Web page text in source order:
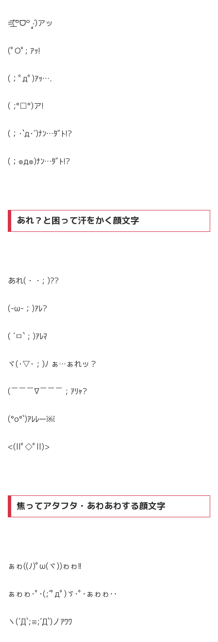
=͟͟͞͞(꒪ᗜ꒪ ‧̣̥̇)アッ
(ﾟOﾟ; ｱｯ!
(；ﾟдﾟ)ｱｯ….
( ;°□°)ア!
( ；･`д･´)ﾅﾝ…ﾀﾞﾄ!?
( ； ๏д๏)ﾅﾝ…ﾀﾞﾄ!?
あれ？と困って汗をかく顔文字
あれ(・・; )??
(-ω-；)ｱﾚ?
( ´ㅁ` ; )ｱﾚﾏ
ヾ(･▽･ ; )ﾉ ぁ…ぁれッ？
(￣￣￣∇￣￣￣ ; ｱﾘｬ?
(°o°`)ｱﾚﾚー￼
<(llﾟ◇ﾟll)>
焦ってアタフタ・あわあわする顔文字
ぁゎ((ﾉ)ﾟω(ヾ))ゎゎ!!
ぁゎゎ･ﾟ･(;´ﾟдﾟ)ゞ･ﾟ･ぁゎゎ･･
ヽ(´Д`;≡;´Д`)丿ｱﾜﾜ